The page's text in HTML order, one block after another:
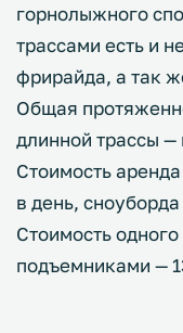
горнолыжного
трассами есть и
фрирайда, а так
Общая
длинной трассы
Стоимость
в день,
Стоимость
подъемниками —